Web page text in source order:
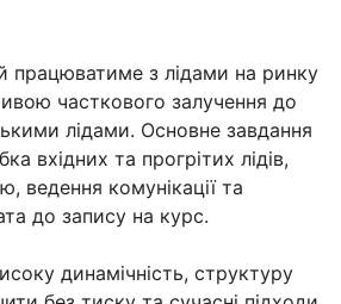
працюватиме з лідами на ринку
часткового залучення до
лідами. Основне завдання
вхідних та прогрітих лідів,
ведення комунікації та
до запису на курс.
динамічність, структуру